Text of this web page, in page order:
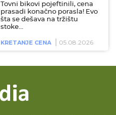
Tovni bikovi pojeftinili, cena
prasadi konačno porasla! Evo
šta se dešava na tržištu
stoke…
KRETANJE CENA 05.08.2026